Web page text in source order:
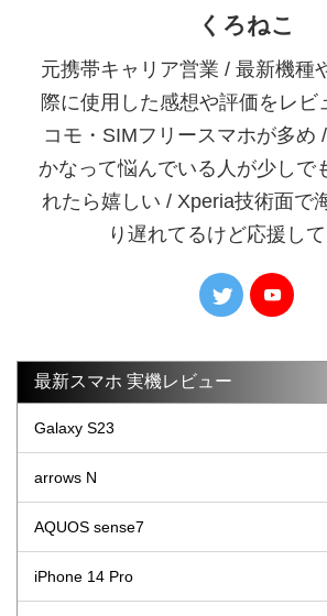
くろねこ
元携帯キャリア営業 / 最新機種
際に使用した感想や評価をレビ
コモ・SIMフリースマホが多め
かなって悩んでいる人が少しで
れたら嬉しい / Xperia技術面で
り遅れてるけど応援して
最新スマホ 実機レビュー
Galaxy S23
arrows N
AQUOS sense7
iPhone 14 Pro